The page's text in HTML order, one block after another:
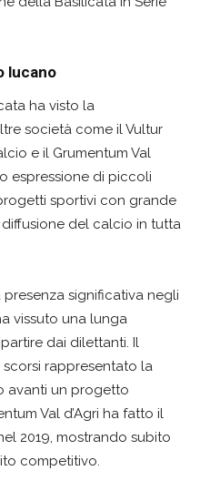
lucano
ha visto la
società come il Vultur
e il Grumentum Val
espressione di piccoli
sportivi con grande
del calcio in tutta
significativa negli
vissuto una lunga
dai dilettanti. Il
rappresentato la
avanti un progetto
Val d’Agri ha fatto il
2019, mostrando subito
competitivo.